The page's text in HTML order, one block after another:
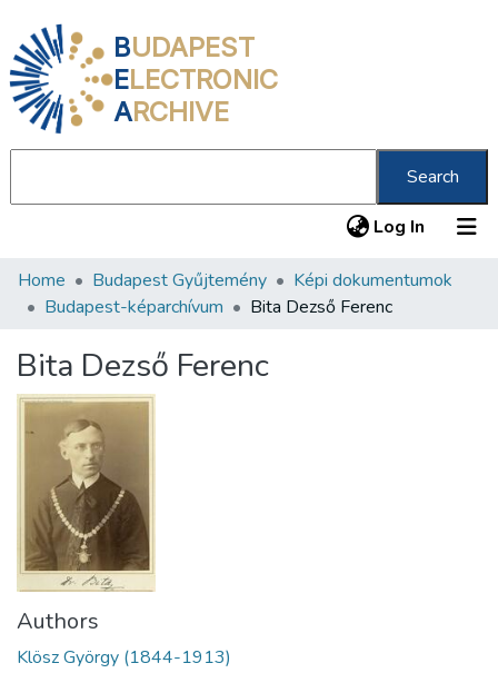
BUDAPEST
ELECTRONIC
ARCHIVE
Search
Log In (current)
Communities & Collections
Statistics
About us
Home Budapest Gyűjtemény
Képi dokumentumok
Budapest-képarchívum
Bita Dezső Ferenc
Bita Dezső Ferenc
Authors
Klösz György (1844-1913)